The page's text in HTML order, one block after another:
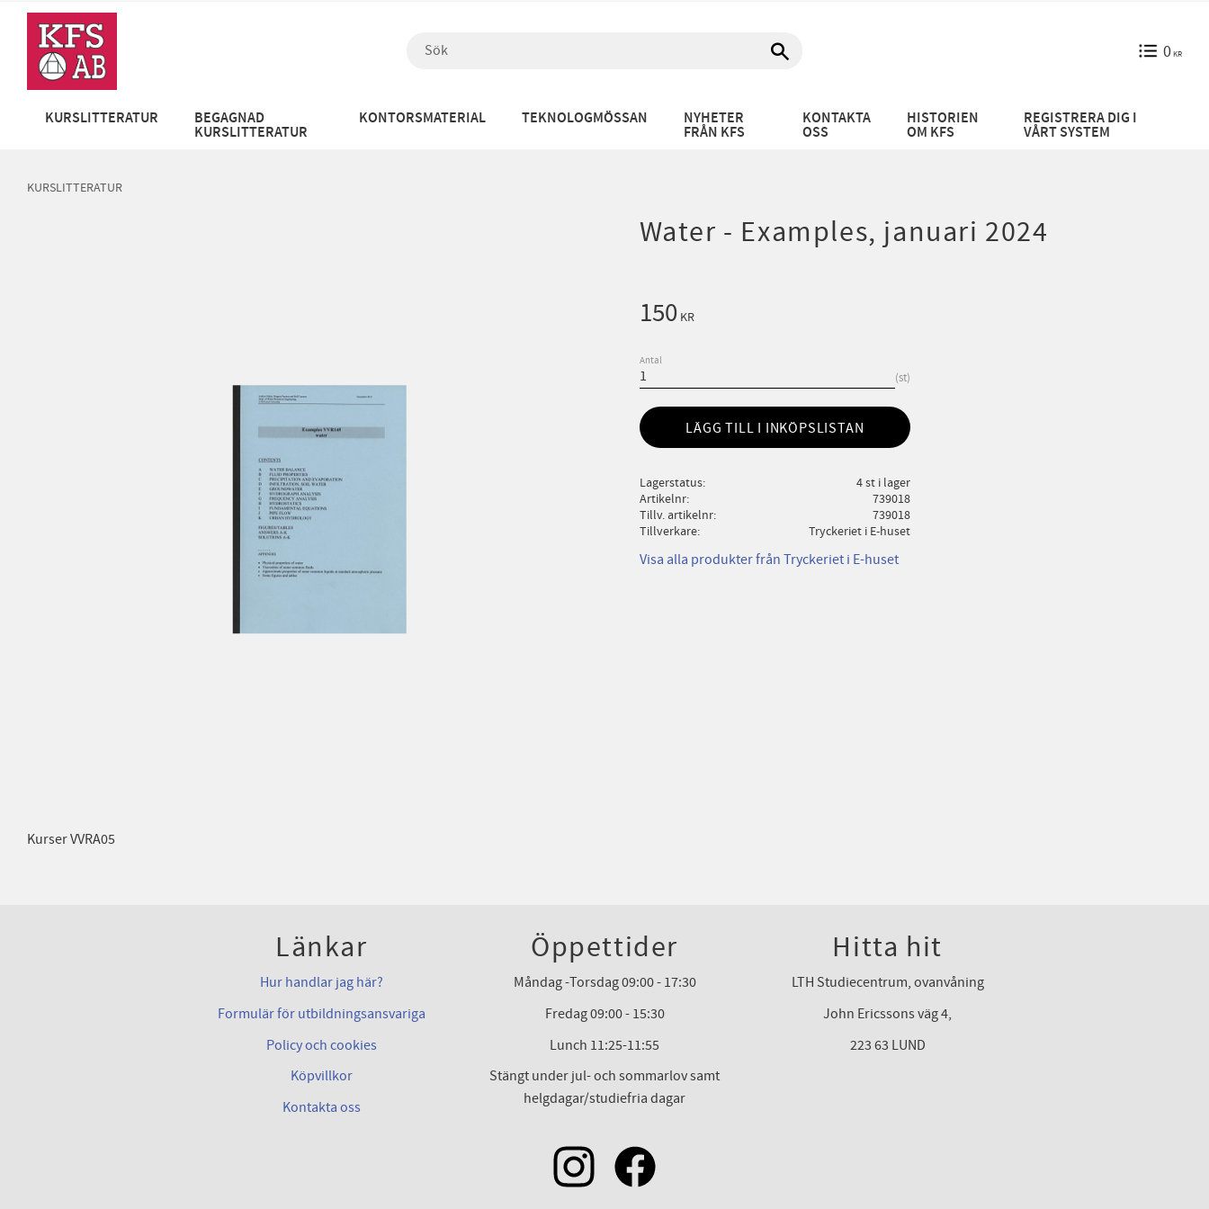
0KR
KURSLITTERATUR BEGAGNAD
KURSLITTERATUR
KONTORSMATERIAL TEKNOLOGMÖSSAN NYHETER
FRÅN KFS
KONTAKTA
OSS
HISTORIEN
OM KFS
REGISTRERA DIG I
VÅRT SYSTEM
KURSLITTERATUR
Water - Examples, januari 2024
150KR
Antal
st
LÄGG TILL I INKÖPSLISTAN
Lagerstatus
4 st i lager
Artikelnr
739018
Tillv. artikelnr
739018
Tillverkare
Tryckeriet i E-huset
Visa alla produkter från Tryckeriet i E-huset
Kurser VVRA05
Länkar
Hur handlar jag här?
Formulär för utbildningsansvariga
Policy och cookies
Köpvillkor
Kontakta oss
Öppettider
Måndag -Torsdag 09:00 - 17:30
Fredag 09:00 - 15:30
Lunch 11:25-11:55
Stängt under jul- och sommarlov samt
helgdagar/studiefria dagar
Hitta hit
LTH Studiecentrum, ovanvåning
John Ericssons väg 4,
223 63 LUND